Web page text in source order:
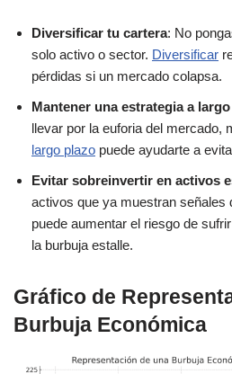
Diversificar tu cartera: No
solo activo o sector. Diversificar
pérdidas si un mercado colapsa.
Mantener una estrategia a
llevar por la euforia del mercado,
largo plazo puede ayudarte a
Evitar sobreinvertir en activos
activos que ya muestran señales
puede aumentar el riesgo de
la burbuja estalle.
Gráfico de
Burbuja Económica